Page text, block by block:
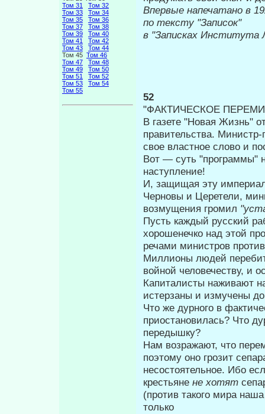
Том 31
Том 32
Том 33
Том 34
Том 35
Том 36
Том 37
Том 38
Том 39
Том 40
Том 41
Том 42
Том 43
Том 44
Том 45 Том 46
Том 47
Том 48
Том 49
Том 50
Том 51
Том 52
Том 53
Том 54
Том 55
Впервые
по тексту "Записок"
в "Записках Института
52
"ФАКТИЧЕСКОЕ
В газете "Новая Жизнь"
пра­вительства.
свое властное слово и
Вот — суть "программы"
наступ­ление!
И, защищая эту
Черновы и Церетели,
возмущения громил
Пусть каждый русский
хорошенечко над этой
речами министров
Миллионы людей
войной человечеству, и
Капиталисты наживают
истерзаны и измучены
Что же дурного в
приостано­вилась? Что
передышку?
Нам возражают, что
поэтому оно грозит
несостоятельное. Ибо
крестьяне не хотят
(против такого мира
только